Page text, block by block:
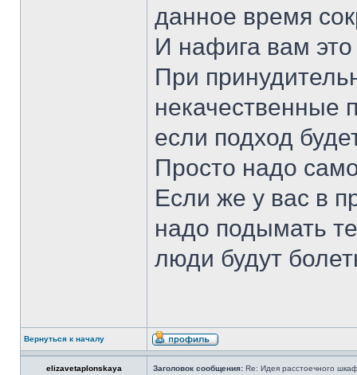
данное время
И нафига вам это
При
некачественные
если подход
Просто надо
Если же у вас в
надо подымать
люди будут
Вернуться к началу
elizavetaplonskaya Заголовок сообщения: Re: Идея расстоечного